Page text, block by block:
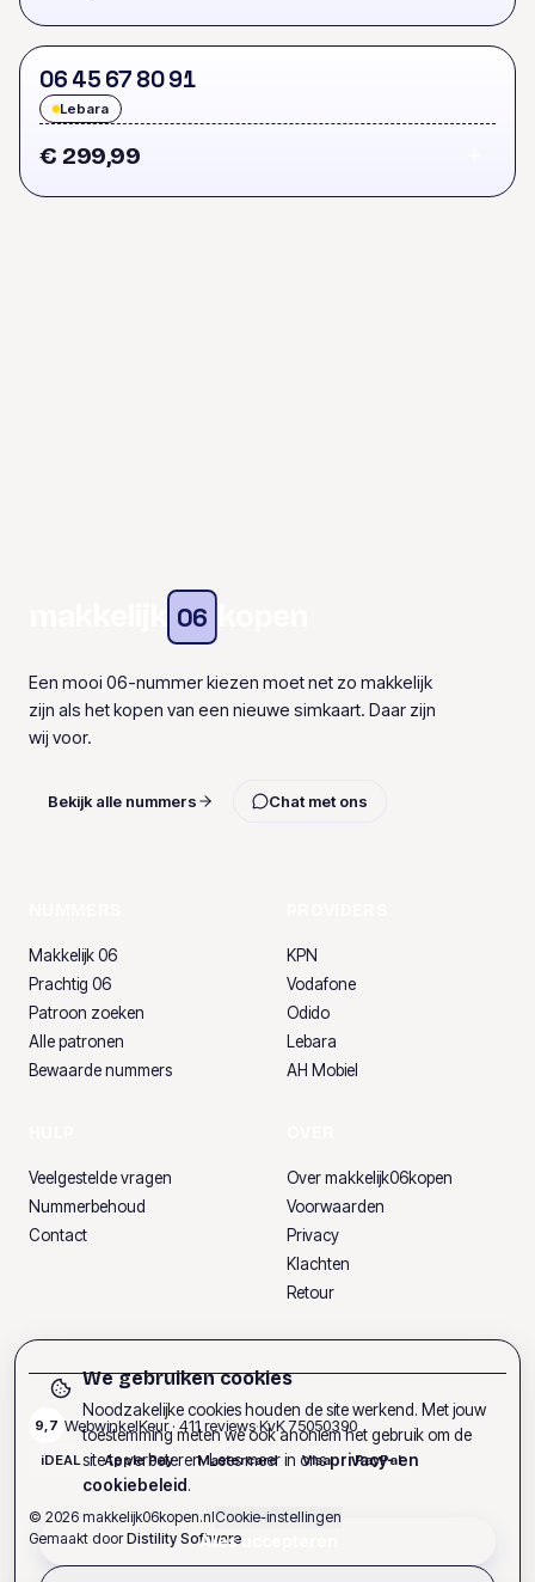
06 45 67 8091
Lebara
€ 299,99
06
Een mooi 06-nummer kiezen moet net zo makkelijk
zijn als het kopen van een nieuwe simkaart. Daar zijn
wij voor.
Bekijk alle nummers Chat met ons
Makkelijk 06
Prachtig 06
Patroon zoeken
Alle patronen
Bewaarde nummers
KPN
Vodafone
Odido
Lebara
AH Mobiel
Veelgestelde vragen
Nummerbehoud
Contact
Over makkelijk06kopen
Voorwaarden
Privacy
Klachten
Retour
9,7 WebwinkelKeur · 411reviews·KvK75050390
iDEAL Apple Pay Mastercard Visa PayPal
© 2026 makkelijk06kopen.nlCookie-instellingen
Gemaakt door Distility Software
We gebruiken cookies
Noodzakelijke cookies houden de site werkend. Met jouw
toestemming meten we ook anoniem het gebruik om de
site te verbeteren. Lees meer in onsprivacy- en
cookiebeleid.
Alles accepteren